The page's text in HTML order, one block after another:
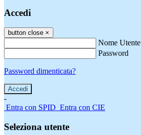
Accedi
button close ×
Nome Utente
Password
Password dimenticata?
-
Entra con SPID Entra con CIE
Seleziona utente